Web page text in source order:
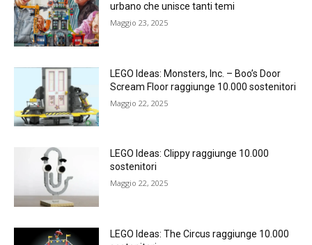
urbano che unisce tanti temi
Maggio 23, 2025
LEGO Ideas: Monsters, Inc. – Boo’s Door
Scream Floor raggiunge 10.000 sostenitori
Maggio 22, 2025
LEGO Ideas: Clippy raggiunge 10.000
sostenitori
Maggio 22, 2025
LEGO Ideas: The Circus raggiunge 10.000